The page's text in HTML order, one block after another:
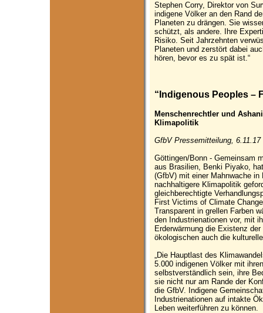
Stephen Corry, Direktor von
indigene Völker an den Rand
Planeten zu drängen. Sie
schützt, als andere. Ihre
Risiko. Seit Jahrzehnten
Planeten und zerstört dabei
hören, bevor es zu spät ist.“
“Indigenous Peoples –
Menschenrechtler und
Klimapolitik
GfbV Pressemitteilung, 6.11.17
Göttingen/Bonn - Gemeinsam
aus Brasilien, Benki Piyako,
(GfbV) mit einer Mahnwache
nachhaltigere Klimapolitik
gleichberechtigte
First Victims of Climate
Transparent in grellen Farben
den Industrienationen vor, mit
Erderwärmung die Existenz
ökologischen auch die
„Die Hauptlast des
5.000 indigenen Völker mit
selbstverständlich sein, ihre
sie nicht nur am Rande der
die GfbV. Indigene
Industrienationen auf intakte
Leben weiterführen zu können.